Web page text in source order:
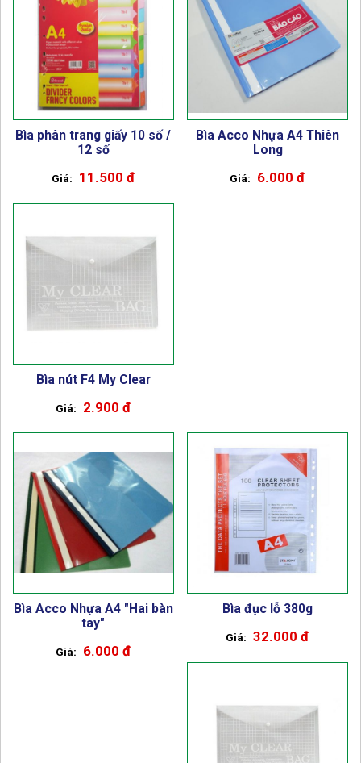
Bìa phân trang giấy 10 số /
12 số
11.500 đ
Bìa Acco Nhựa A4 Thiên
Long
6.000 đ
Bìa nút F4 My Clear
2.900 đ
Bìa Acco Nhựa A4 "Hai bàn
tay"
6.000 đ
Bìa đục lỗ 380g
32.000 đ